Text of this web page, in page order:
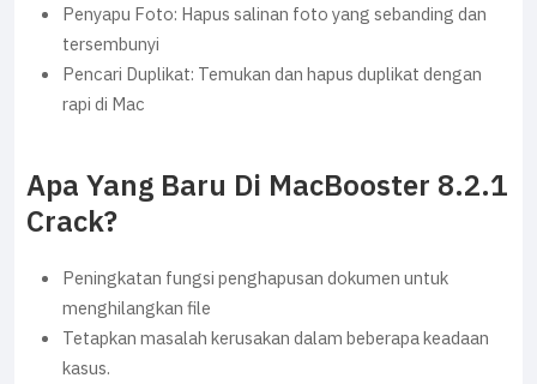
Penyapu Foto: Hapus salinan foto yang sebanding dan
tersembunyi
Pencari Duplikat: Temukan dan hapus duplikat dengan
rapi di Mac
Apa Yang Baru Di MacBooster 8.2.1
Crack?
Peningkatan fungsi penghapusan dokumen untuk
menghilangkan file
Tetapkan masalah kerusakan dalam beberapa keadaan
kasus.